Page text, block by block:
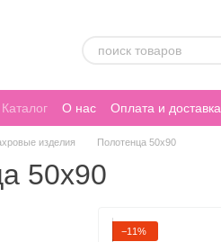
Каталог О нас Оплата и доставка
изделия Полотенца 50х90
50х90
−11%